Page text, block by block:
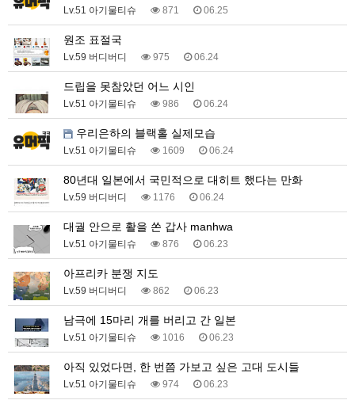
Lv.51 아기물티슈 871 06.25
원조 표절국
Lv.59 버디버디 975 06.24
드립을 못참았던 어느 시인
Lv.51 아기물티슈 986 06.24
우리은하의 블랙홀 실제모습
Lv.51 아기물티슈 1609 06.24
80년대 일본에서 국민적으로 대히트 했다는 만화
Lv.59 버디버디 1176 06.24
대궐 안으로 활을 쏜 갑사 manhwa
Lv.51 아기물티슈 876 06.23
아프리카 분쟁 지도
Lv.59 버디버디 862 06.23
남극에 15마리 개를 버리고 간 일본
Lv.51 아기물티슈 1016 06.23
아직 있었다면, 한 번쯤 가보고 싶은 고대 도시들
Lv.51 아기물티슈 974 06.23